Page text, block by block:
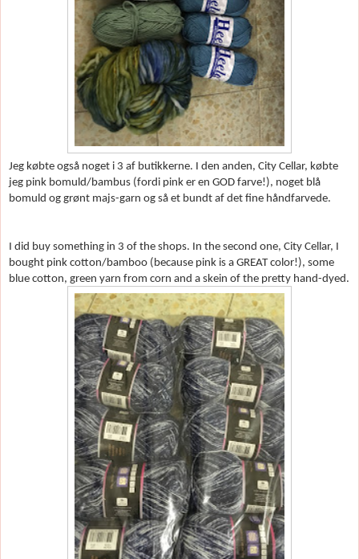
Jeg købte også noget i 3 af butikkerne. I den anden, City Cellar, købte
jeg pink bomuld/bambus (fordi pink er en GOD farve!), noget blå
bomuld og grønt majs-garn og så et bundt af det fine håndfarvede.
I did buy something in 3 of the shops. In the second one, City Cellar, I
bought pink cotton/bamboo (because pink is a GREAT color!), some
blue cotton, green yarn from corn and a skein of the pretty hand-dyed.